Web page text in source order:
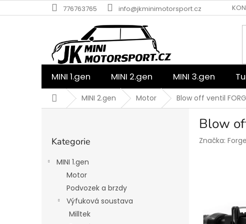
na
776763765 info@jkminimotorsport.cz
MINI 1.gen MINI 2.gen MINI 3.gen
DomůMINI 2.gen Motor Blow off ventil
kategorie
Kategorie
MINI 1.gen
Motor
Podvozek a brzdy
Výfuková soustava
Milltek
Blow
Značka: